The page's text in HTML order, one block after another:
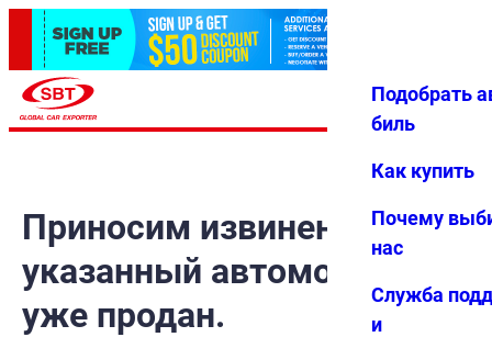
Избранн
Меню
Подобрать
биль
Как купить
Почему
нас
Служба
и
Приносим извинения, но
указанный автомобиль
уже продан.